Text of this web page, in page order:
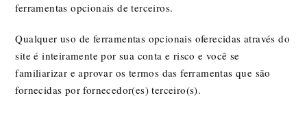
ferramentas opcionais de terceiros.
Qualquer uso de ferramentas opcionais oferecidas através do
site é inteiramente por sua conta e risco e você se
familiarizar e aprovar os termos das ferramentas que são
fornecidas por fornecedor(es) terceiro(s).